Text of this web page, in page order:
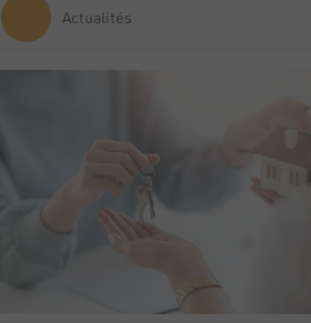
Actualités